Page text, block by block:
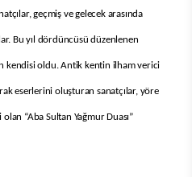
geçmiş ve gelecek arasında
Bu yıl dördüncüsü düzenlenen
kendisi oldu. Antik kentin ilham verici
eserlerini oluşturan sanatçılar, yöre
“Aba Sultan Yağmur Duası”